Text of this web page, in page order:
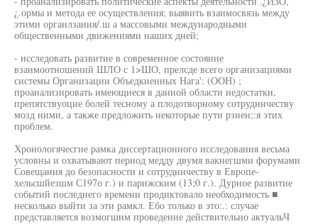
¿.ормы и метода ее осуществления; выявить взаимосвязь между
этими органлзаиия/.ш а массовыми международными
общественными движениями наших дней;
- исследовать развитие в современное состояние
взаимоотношений ШЛО с 1>ШО, прелсде всего организациями
системы Организации Объедкиенных Нага': (ООН) ;
проанализировать имеющиеся в данной области недостатки,
препятствуоцие болей тесному а плодотворному сотрудничеству
мозд ними, а также предложить некоторые пути рзиен;:я этих
проблем.
Хронологячесгие рамка диссертационного исследования весьма
условны и охватывают период медду двумя вакнегшми форумами
Совещания до безопасности и сотрудничеству в Европе-
хельсшйезшм С197о г.) и парижским (13;0 г.). Дурное развитие
событий последнего времени продиктовало необходимость ■
несколько выйти за эти рамкл. Ебо только в это:.: случае
представляется возмогшим проведение действительно актуальЧ